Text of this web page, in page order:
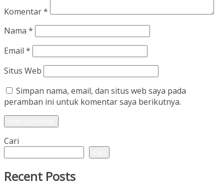
Komentar*
Nama *
Email *
Situs Web
Simpan nama, email, dan situs web saya pada
peramban ini untuk komentar saya berikutnya.
Cari
Recent Posts